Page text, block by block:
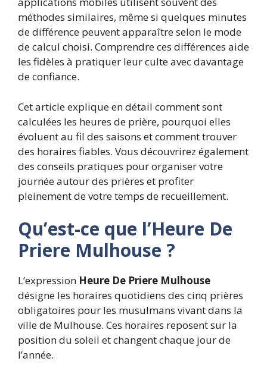
méthodes similaires, même si quelques minutes
de différence peuvent apparaître selon le mode
de calcul choisi. Comprendre ces différences aide
les fidèles à pratiquer leur culte avec davantage
de confiance.
Cet article explique en détail comment sont
calculées les heures de prière, pourquoi elles
évoluent au fil des saisons et comment trouver
des horaires fiables. Vous découvrirez également
des conseils pratiques pour organiser votre
journée autour des prières et profiter
pleinement de votre temps de recueillement.
Qu’est-ce que l’Heure De
Priere Mulhouse ?
L’expression Heure De Priere Mulhouse
désigne les horaires quotidiens des cinq prières
obligatoires pour les musulmans vivant dans la
ville de Mulhouse. Ces horaires reposent sur la
position du soleil et changent chaque jour de
l’année.